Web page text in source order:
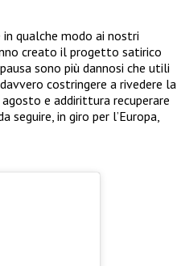
qualche modo ai nostri
creato il progetto satirico
sono più dannosi che utili
costringere a rivedere la
e addirittura recuperare
in giro per l’Europa,